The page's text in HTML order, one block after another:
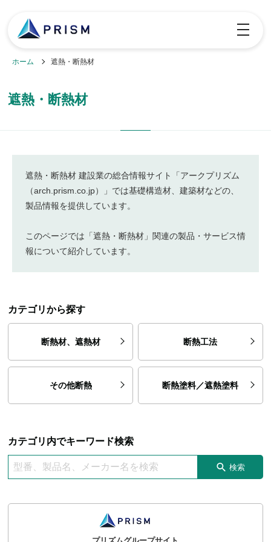
toggle
ホーム 遮熱・断熱材
遮熱・断熱材
遮熱・断熱材 建設業の総合情報サイト「アークプリズム
（arch.prism.co.jp）」では基礎構造材、建築材などの、
製品情報を提供しています。
このページでは「遮熱・断熱材」関連の製品・サービス情
報について紹介しています。
カテゴリから探す
断熱材、遮熱材 断熱工法
その他断熱 断熱塗料／遮熱塗料
カテゴリ内でキーワード検索
検索